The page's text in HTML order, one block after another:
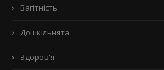
Вагітність
Дошкільнята
Здоров'я